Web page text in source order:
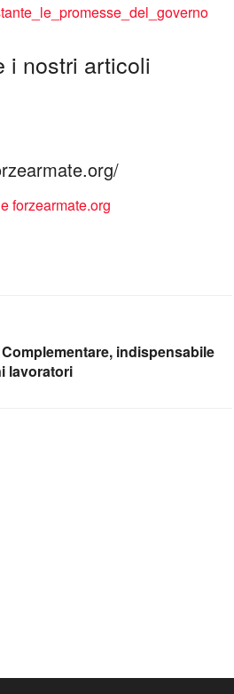
i nostri articoli
indispensabile
lavoratori